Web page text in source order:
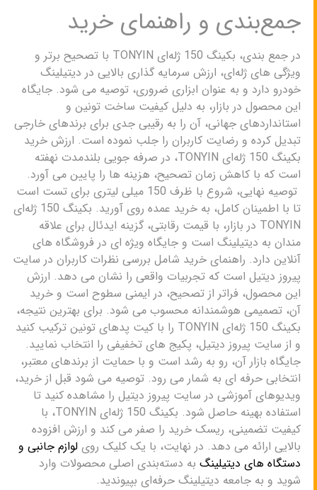
جمع‌بندی و راهنمای خرید
در جمع بندی، بکینگ 150 ژله‌ای TONYIN با تصحیح برتر و
ویژگی های ژله‌ای، ارزش سرمایه گذاری بالایی در دیتیلینگ
خودرو دارد و به عنوان ابزاری ضروری، توصیه می شود. جایگاه
این محصول در بازار، به دلیل کیفیت ساخت تونین و
استانداردهای جهانی، آن را به رقیبی جدی برای برندهای خارجی
تبدیل کرده و رضایت کاربران را جلب نموده است. ارزش خرید
بکینگ 150 ژله‌ای TONYIN، در صرفه جویی بلندمدت نهفته
است که با کاهش زمان تصحیح، هزینه ها را پایین می آورد.
توصیه نهایی، شروع با ظرف 150 میلی لیتری برای تست است
تا با اطمینان کامل، به خرید عمده روی آورید. بکینگ 150 ژله‌ای
TONYIN در بازار، با قیمت رقابتی، گزینه ایدئال برای علاقه
مندان به دیتیلینگ است و جایگاه ویژه ای در فروشگاه های
آنلاین دارد. راهنمای خرید شامل بررسی نظرات کاربران در سایت
پیروز دیتیل است که تجربیات واقعی را نشان می دهد. ارزش
این محصول، فراتر از تصحیح، در ایمنی سطوح است و خرید
آن، تصمیمی هوشمندانه محسوب می شود. برای بهترین نتیجه،
بکینگ 150 ژله‌ای TONYIN را با کیت پدهای تونین ترکیب کنید
و از سایت پیروز دیتیل، پکیج های تخفیفی را انتخاب نمایید.
جایگاه بازار آن، رو به رشد است و با حمایت از برندهای معتبر،
انتخابی حرفه ای به شمار می رود. توصیه می شود قبل از خرید،
ویدیوهای آموزشی در سایت پیروز دیتیل را مشاهده کنید تا
استفاده بهینه حاصل شود. بکینگ 150 ژله‌ای TONYIN، با
کیفیت تضمینی، ریسک خرید را صفر می کند و ارزش افزوده
بالایی ارائه می دهد. در نهایت، با یک کلیک روی لوازم جانبی و
دستگاه های دیتیلینگ به دسته‌بندی اصلی محصولات وارد
شوید و به جامعه دیتیلینگ حرفه‌ای بپیوندید.